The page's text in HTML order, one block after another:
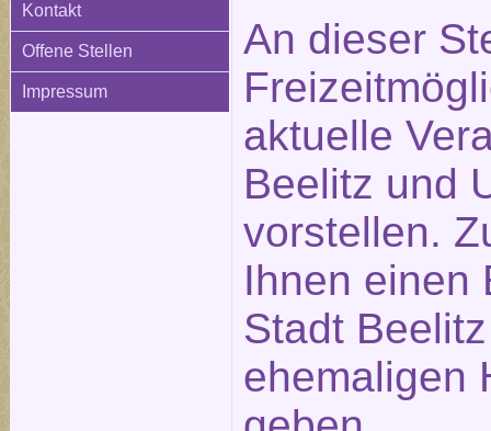
Kontakt
Offene Stellen
Impressum
An dieser
aktuelle
Beelitz und
vorstellen.
Ihnen einen
Stadt
ehemaligen